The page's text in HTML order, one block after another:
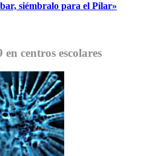
siémbralo para el Pilar»
centros escolares